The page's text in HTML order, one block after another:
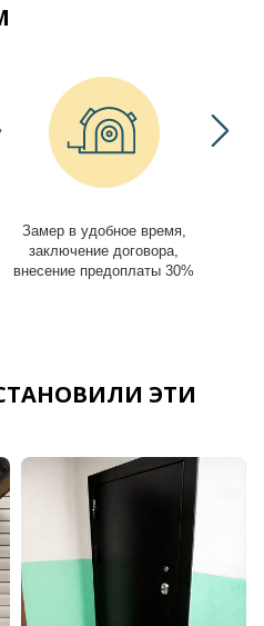
Замер в удобное время,
заключение договора,
внесение предоплаты 30%
ЭТИ